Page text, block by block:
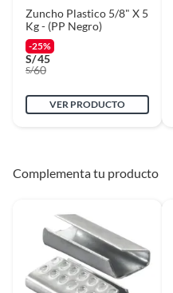
Zuncho Plastico 5/8" X 5
Kg - (PP Negro)
-25%
S/45
S/60
VER PRODUCTO
Complementa tu producto